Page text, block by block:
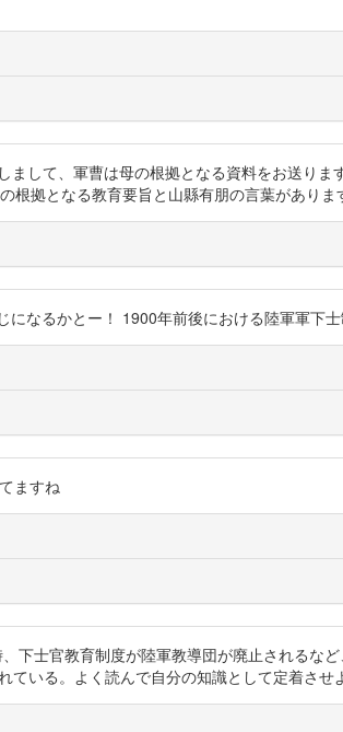
して、軍曹は母の根拠となる資料をお送りま
根拠となる教育要旨と山縣有朋の言葉があり
なるかとー！ 1900年前後における陸軍軍下
ますね
下士官教育制度が陸軍教導団が廃止されるな
いる。よく読んで自分の知識として定着させ